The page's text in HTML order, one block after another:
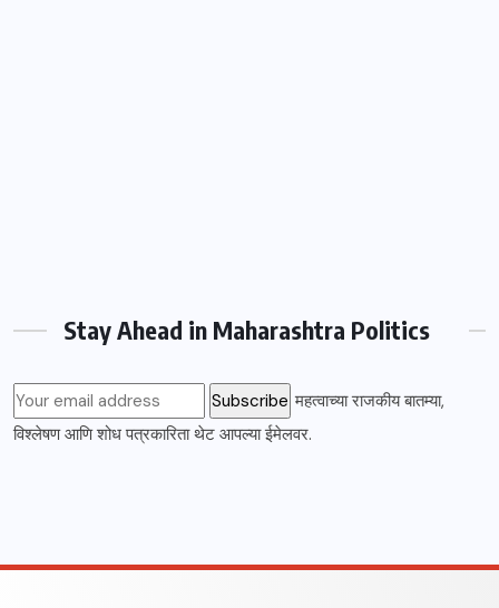
Stay Ahead in Maharashtra Politics
महत्वाच्या राजकीय बातम्या,
विश्लेषण आणि शोध पत्रकारिता थेट आपल्या ईमेलवर.